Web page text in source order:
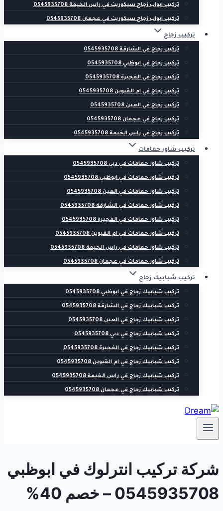
تركيب ابواب زجاج سيكوريت في راس الخيمة 0545935708
تركيب ابواب زجاج سيكوريت في عجمان 0545935708
تركيب زجاج
تركيب زجاج في الشارقة 0545935708
تركيب زجاج في ابوظبي 0545935708
تركيب زجاج في الفجيرة 0545935708
تركيب زجاج في ام القيوين 0545935708
تركيب زجاج في العين 0545935708
تركيب زجاج في عجمان 0545935708
تركيب زجاج في راس الخيمة 0545935708
تركيب شاور حمامات
تركيب شاور حمامات في دبي 0545935708
تركيب شاور حمامات في ابوظبي 0545935708
تركيب شاور حمامات في العين 0545935708
تركيب شاور حمامات في الشارقة 0545935708
تركيب شاور حمامات في الفجيرة 0545935708
تركيب شاور حمامات في ام القيوين 0545935708
تركيب شاور حمامات في راس الخيمة 0545935708
تركيب شاور حمامات في عجمان 0545935708
تركيب شبابيك زجاج
تركيب شبابيك زجاج في ابوظبي 0545935708
تركيب شبابيك زجاج في الشارقة 0545935708
تركيب شبابيك زجاج في العين 0545935708
تركيب شبابيك زجاج في دبي 0545935708
تركيب شبابيك زجاج في الفجيرة 0545935708
تركيب شبابيك زجاج في ام القيوين 0545935708
تركيب شبابيك زجاج في راس الخيمة 0545935708
تركيب شبابيك زجاج في عجمان 0545935708
شركة تركيب انترلوك في ابوظبي
0545935708 – خصم 40%